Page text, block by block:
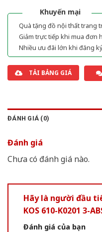
Khuyến mại
Quà tặng đồ nội thất trang
Giảm trực tiếp khi mua đơn
Nhiều ưu đãi lớn khi đăng
TẢI BẢNG GIÁ
ĐÁNH GIÁ (0)
Đánh giá
Chưa có đánh giá nào.
Hãy là người đầu
KOS 610-K0201 3-
Đánh giá của bạn